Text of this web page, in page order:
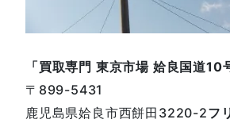
「買取専門 東京市場 姶良国道10
〒899-5431
鹿児島県姶良市西餅田3220-2フ